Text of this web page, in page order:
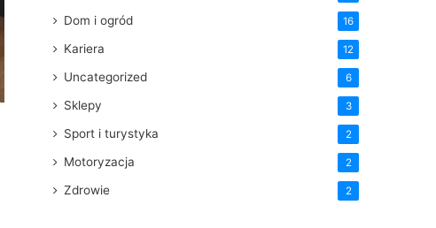
Dom i ogród 16
Kariera 12
Uncategorized 6
Sklepy 3
Sport i turystyka 2
Motoryzacja 2
Zdrowie 2